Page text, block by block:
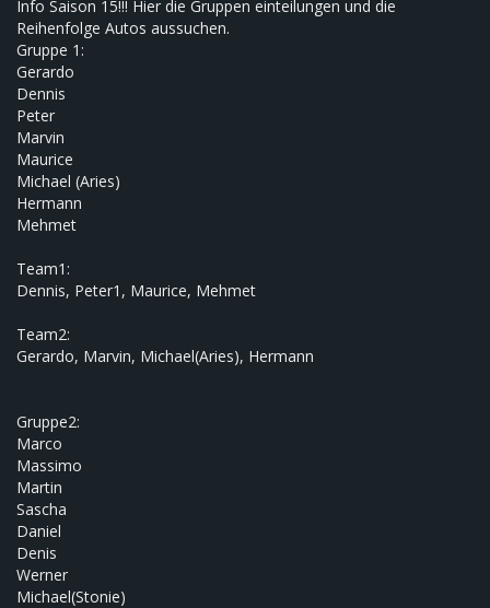
Info Saison 15!!! Hier die Gruppen einteilungen und die
Reihenfolge Autos aussuchen.
Gruppe 1:
Gerardo
Dennis
Peter
Marvin
Maurice
Michael (Aries)
Hermann
Mehmet
Team1:
Dennis, Peter1, Maurice, Mehmet
Team2:
Gerardo, Marvin, Michael(Aries), Hermann
Gruppe2:
Marco
Massimo
Martin
Sascha
Daniel
Denis
Werner
Michael(Stonie)